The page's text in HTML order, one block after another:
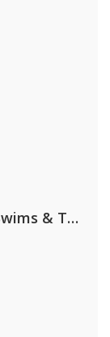
David Guetta, Teddy Swims & Tones And I